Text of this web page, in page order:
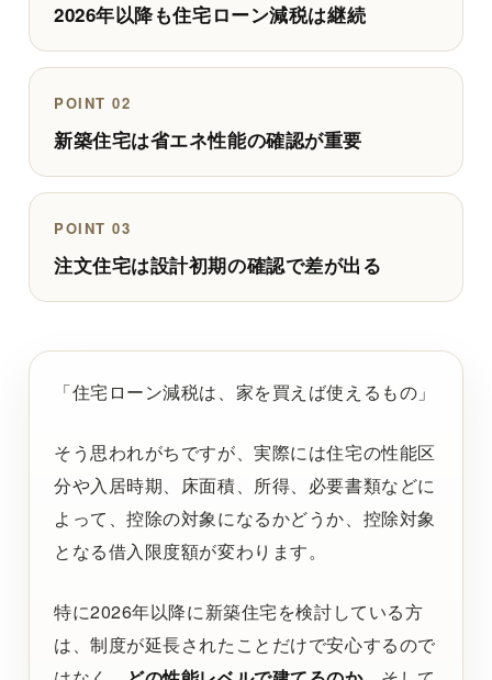
2026年以降も住宅ローン減税は継続
POINT 02
新築住宅は省エネ性能の確認が重要
POINT 03
注文住宅は設計初期の確認で差が出る
「住宅ローン減税は、家を買えば使えるもの」
そう思われがちですが、実際には住宅の性能区
分や入居時期、床面積、所得、必要書類などに
よって、控除の対象になるかどうか、控除対象
となる借入限度額が変わります。
特に2026年以降に新築住宅を検討している方
は、制度が延長されたことだけで安心するので